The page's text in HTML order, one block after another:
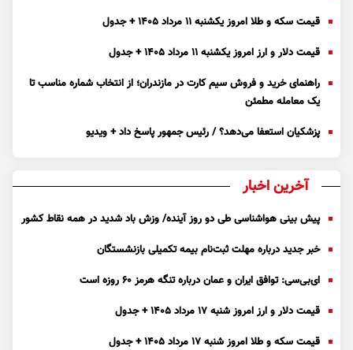
قیمت سکه و طلا امروز یکشنبه ۱۱ مرداد ۱۴۰۵ + جدول
قیمت دلار و ارز امروز یکشنبه ۱۱ مرداد ۱۴۰۵ + جدول
راهنمای خرید و فروش سیم کارت در مازندران؛ از انتخاب شماره مناسب تا
یک معامله مطمئن
پزشکیان استعفا می‌دهد؟ / رئیس جمهور پاسخ داد + ویدیو
آخرین اخبار
پیش بینی هواشناسی طی دو روز آینده/ وزش باد شدید در همه نقاط کشور
خبر جدید درباره مهلت ثبت‌نام بیمه تکمیلی بازنشستگان
ای‌بی‌سی: توافق ایران و عمان درباره تنگه هرمز ۶۰ روزه است
قیمت دلار و ارز امروز شنبه ۱۷ مرداد ۱۴۰۵ + جدول
قیمت سکه و طلا امروز شنبه ۱۷ مرداد ۱۴۰۵ + جدول